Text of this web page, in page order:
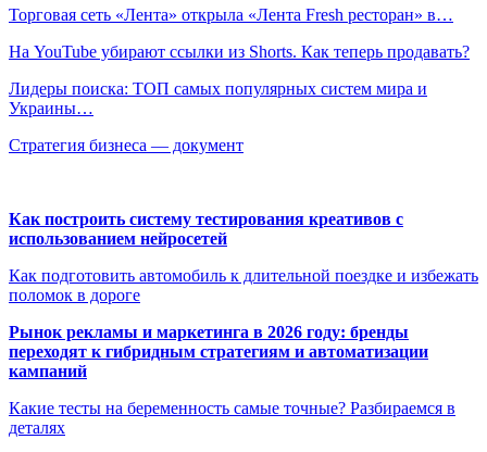
Торговая сеть «Лента» открыла «Лента Fresh ресторан» в…
На YouTube убирают ссылки из Shorts. Как теперь продавать?
Лидеры поиска: ТОП самых популярных систем мира и
Украины…
Стратегия бизнеса — документ
Как построить систему тестирования креативов с
использованием нейросетей
Как подготовить автомобиль к длительной поездке и избежать
поломок в дороге
Рынок рекламы и маркетинга в 2026 году: бренды
переходят к гибридным стратегиям и автоматизации
кампаний
Какие тесты на беременность самые точные? Разбираемся в
деталях